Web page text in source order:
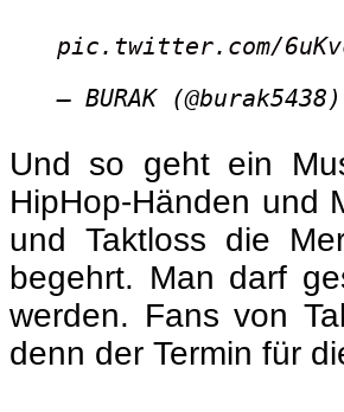
pic.twitter.com/
— BURAK (@burak5438)
Und so geht ein
HipHop-Händen und
und Taktloss die
begehrt. Man darf
werden. Fans von
denn der Termin für